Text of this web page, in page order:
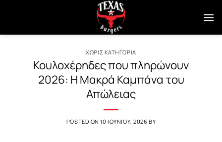
ΧΩΡΊΣ ΚΑΤΗΓΟΡΊΑ
Κουλοχέρηδες που πληρώνουν
2026: Η Μακρά Καμπάνα του
Απώλειας
POSTED ON10 ΙΟΥΝΊΟΥ, 2026 BY